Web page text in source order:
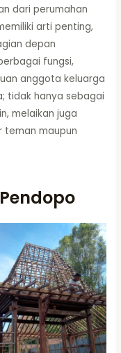
dari perumahan
arti penting,
depan
fungsi,
anggota keluarga
tidak hanya sebagai
melaikan juga
teman maupun